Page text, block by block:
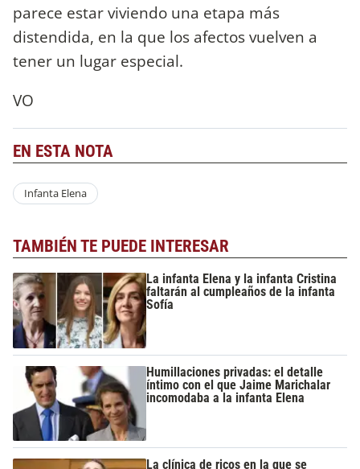
parece estar viviendo una etapa más
distendida, en la que los afectos vuelven a
tener un lugar especial.
VO
EN ESTA NOTA
Infanta Elena
TAMBIÉN TE PUEDE INTERESAR
La infanta Elena y la infanta Cristina
faltarán al cumpleaños de la infanta
Sofía
Humillaciones privadas: el detalle
íntimo con el que Jaime Marichalar
incomodaba a la infanta Elena
La clínica de ricos en la que se